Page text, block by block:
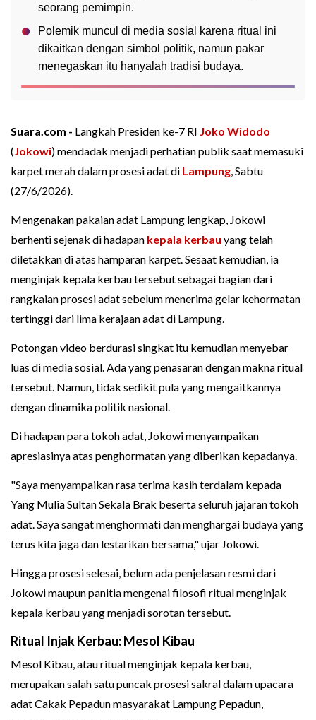
seorang pemimpin.
Polemik muncul di media sosial karena ritual ini
dikaitkan dengan simbol politik, namun pakar
menegaskan itu hanyalah tradisi budaya.
Suara.com - Langkah Presiden ke-7 RI Joko Widodo
( Jokowi) mendadak menjadi perhatian publik saat memasuki
karpet merah dalam prosesi adat di Lampung , Sabtu
(27/6/2026).
Mengenakan pakaian adat Lampung lengkap, Jokowi
berhenti sejenak di hadapan kepala kerbau yang telah
diletakkan di atas hamparan karpet. Sesaat kemudian, ia
menginjak kepala kerbau tersebut sebagai bagian dari
rangkaian prosesi adat sebelum menerima gelar kehormatan
tertinggi dari lima kerajaan adat di Lampung.
Potongan video berdurasi singkat itu kemudian menyebar
luas di media sosial. Ada yang penasaran dengan makna ritual
tersebut. Namun, tidak sedikit pula yang mengaitkannya
dengan dinamika politik nasional.
Di hadapan para tokoh adat, Jokowi menyampaikan
apresiasinya atas penghormatan yang diberikan kepadanya.
"Saya menyampaikan rasa terima kasih terdalam kepada
Yang Mulia Sultan Sekala Brak beserta seluruh jajaran tokoh
adat. Saya sangat menghormati dan menghargai budaya yang
terus kita jaga dan lestarikan bersama," ujar Jokowi.
Hingga prosesi selesai, belum ada penjelasan resmi dari
Jokowi maupun panitia mengenai filosofi ritual menginjak
kepala kerbau yang menjadi sorotan tersebut.
Ritual Injak Kerbau: Mesol Kibau
Mesol Kibau, atau ritual menginjak kepala kerbau,
merupakan salah satu puncak prosesi sakral dalam upacara
adat Cakak Pepadun masyarakat Lampung Pepadun,